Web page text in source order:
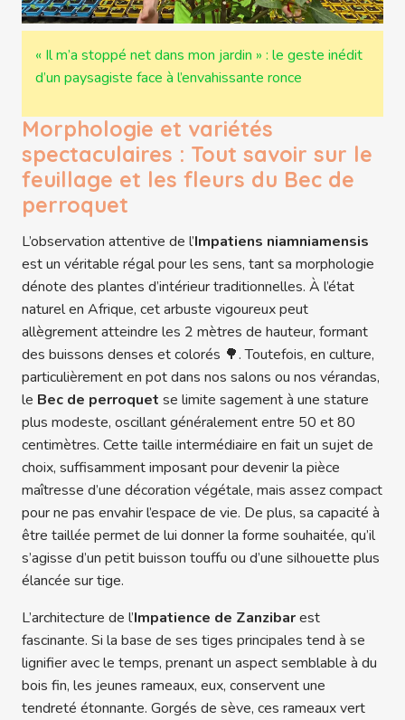
« Il m’a stoppé net dans mon jardin » : le geste inédit
d’un paysagiste face à l’envahissante ronce
Morphologie et variétés
spectaculaires : Tout savoir sur le
feuillage et les fleurs du Bec de
perroquet
L’observation attentive de l’Impatiens niamniamensis
est un véritable régal pour les sens, tant sa morphologie
dénote des plantes d’intérieur traditionnelles. À l’état
naturel en Afrique, cet arbuste vigoureux peut
allègrement atteindre les 2 mètres de hauteur, formant
des buissons denses et colorés 🌳. Toutefois, en culture,
particulièrement en pot dans nos salons ou nos vérandas,
le Bec de perroquet se limite sagement à une stature
plus modeste, oscillant généralement entre 50 et 80
centimètres. Cette taille intermédiaire en fait un sujet de
choix, suffisamment imposant pour devenir la pièce
maîtresse d’une décoration végétale, mais assez compact
pour ne pas envahir l’espace de vie. De plus, sa capacité à
être taillée permet de lui donner la forme souhaitée, qu’il
s’agisse d’un petit buisson touffu ou d’une silhouette plus
élancée sur tige.
L’architecture de l’Impatience de Zanzibarest
fascinante. Si la base de ses tiges principales tend à se
lignifier avec le temps, prenant un aspect semblable à du
bois fin, les jeunes rameaux, eux, conservent une
tendreté étonnante. Gorgés de sève, ces rameaux vert